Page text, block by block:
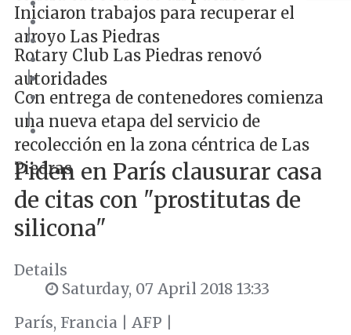
Iniciaron trabajos para recuperar el
arroyo Las Piedras
|
Rotary Club Las Piedras renovó
autoridades
|
Con entrega de contenedores comienza
una nueva etapa del servicio de
recolección en la zona céntrica de Las
Piedras
|
Piden en París clausurar casa
de citas con "prostitutas de
silicona"
Details
Saturday, 07 April 2018 13:33
París, Francia | AFP |